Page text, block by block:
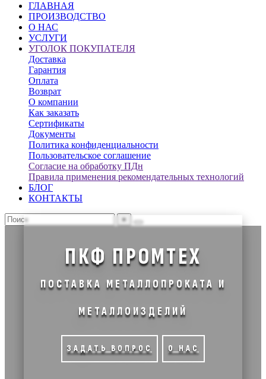
ГЛАВНАЯ
ПРОИЗВОДСТВО
О НАС
УСЛУГИ
УГОЛОК ПОКУПАТЕЛЯ
Доставка
Гарантия
Оплата
Возврат
О компании
Как заказать
Сертификаты
Документы
Политика конфиденциальности
Пользовательское соглашение
Согласие на обработку ПДн
Правила применения рекомендательных технологий
БЛОГ
КОНТАКТЫ
×
ПКФ ПРОМТЕХ
ПОСТАВКА МЕТАЛЛОПРОКАТА И
МЕТАЛЛОИЗДЕЛИЙ
ЗАДАТЬ ВОПРОС О НАС